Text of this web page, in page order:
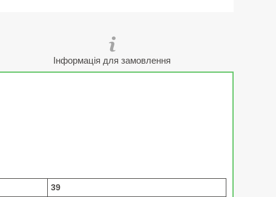
Інформація для замовлення
39